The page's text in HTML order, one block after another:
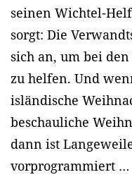
seinen Wichtel-
sorgt: Die
sich an, um bei
zu helfen. Und
isländische
beschauliche
dann ist
vorprogrammiert …